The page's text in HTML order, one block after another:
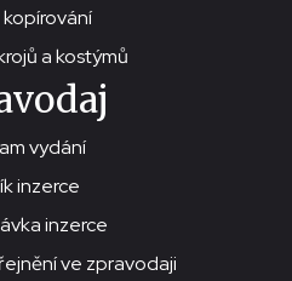
kopírování
a kostýmů
vydání
inzerce
inzerce
ve zpravodaji